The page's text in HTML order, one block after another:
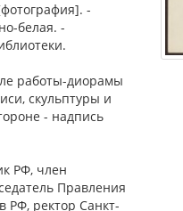
-
белая. -
работы-диорамы
скульптуры и
- надпись
РФ, член
Правления
РФ, ректор Санкт-